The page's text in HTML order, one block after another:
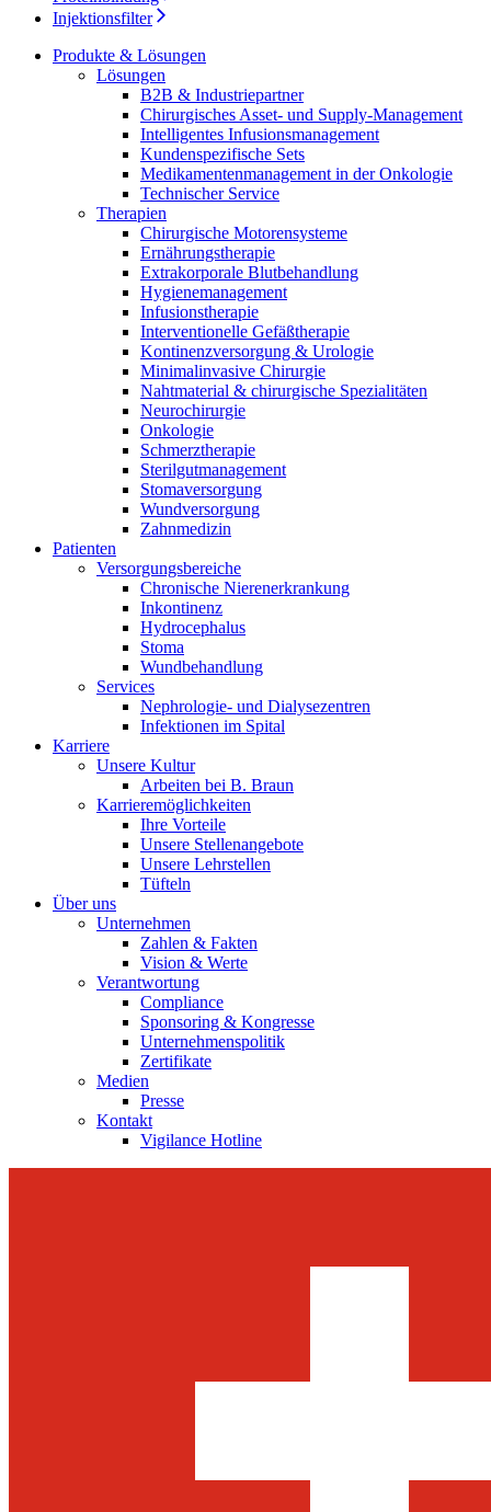
Produkt-Katalog
Finden Sie das Produkt, nach dem Sie suchen. Besuchen Sie
den B. Braun Produktkatalog mit unserem kompletten
interessanten Stellenprofilen.
Injektionsfilter
Produkte & Lösungen
Lösungen
B2B & Industriepartner
Chirurgisches Asset- und Supply-Management
Intelligentes Infusionsmanagement
Kundenspezifische Sets
Medikamentenmanagement in der Onkologie
Technischer Service
Therapien
Chirurgische Motorensysteme
Ernährungstherapie
Extrakorporale Blutbehandlung
Hygienemanagement
Infusionstherapie
Interventionelle Gefäßtherapie
Kontinenzversorgung & Urologie
Minimalinvasive Chirurgie
Nahtmaterial & chirurgische Spezialitäten
Neurochirurgie
Onkologie
Schmerztherapie
Sterilgutmanagement
Stomaversorgung
Wundversorgung
Zahnmedizin
Patienten
Versorgungsbereiche
Chronische Nierenerkrankung
Inkontinenz
Hydrocephalus
Stoma
Wundbehandlung
Services
Nephrologie- und Dialysezentren
Infektionen im Spital
Karriere
Unsere Kultur
Arbeiten bei B. Braun
Karrieremöglichkeiten
Ihre Vorteile
Unsere Stellenangebote
Unsere Lehrstellen
Tüfteln
Über uns
Unternehmen
Zahlen & Fakten
Vision & Werte
Verantwortung
Compliance
Sponsoring & Kongresse
Unternehmenspolitik
Zertifikate
Medien
Presse
Kontakt
Vigilance Hotline